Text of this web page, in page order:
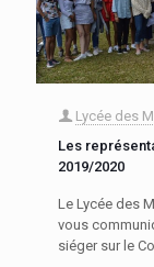
Lycée des
Les
2019/2020
Le Lycée des
vous
siéger sur le